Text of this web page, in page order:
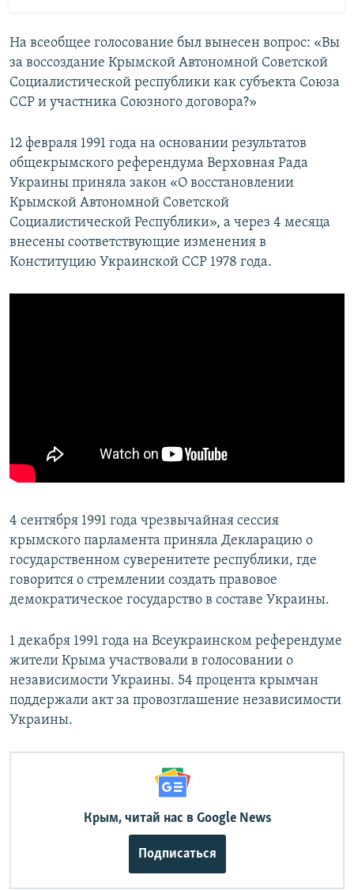
На всеобщее голосование был вынесен вопрос: «Вы
за воссоздание Крымской Автономной Советской
Социалистической республики как субъекта Союза
ССР и участника Союзного договора?»
12 февраля 1991 года на основании результатов
общекрымского референдума Верховная Рада
Украины приняла закон «О восстановлении
Крымской Автономной Советской
Социалистической Республики», а через 4 месяца
внесены соответствующие изменения в
Конституцию Украинской ССР 1978 года.
4 сентября 1991 года чрезвычайная сессия
крымского парламента приняла Декларацию о
государственном суверенитете республики, где
говорится о стремлении создать правовое
демократическое государство в составе Украины.
1 декабря 1991 года на Всеукраинском референдуме
жители Крыма участвовали в голосовании о
независимости Украины. 54 процента крымчан
поддержали акт за провозглашение независимости
Украины.
Крым, читай нас в Google News
Подписаться